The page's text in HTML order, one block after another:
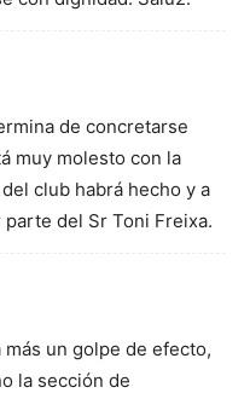
de concretarse
muy molesto con la
club habrá hecho y a
del Sr Toni Freixa.
un golpe de efecto,
la sección de